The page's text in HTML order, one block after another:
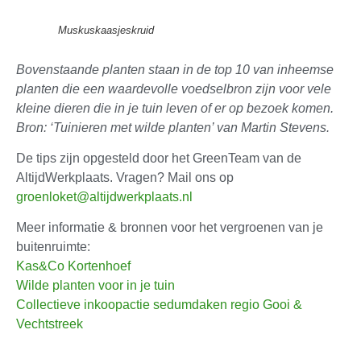
Muskuskaasjeskruid
Bovenstaande planten staan in de top 10 van inheemse
planten die een waardevolle voedselbron zijn voor vele
kleine dieren die in je tuin leven of er op bezoek komen.
Bron: ‘Tuinieren met wilde planten’ van Martin Stevens.
De tips zijn opgesteld door het GreenTeam van de
AltijdWerkplaats. Vragen? Mail ons op
groenloket@altijdwerkplaats.nl
Meer informatie & bronnen voor het vergroenen van je
buitenruimte:
Kas&Co Kortenhoef
Wilde planten voor in je tuin
Collectieve inkoopactie sedumdaken regio Gooi &
Vechtstreek